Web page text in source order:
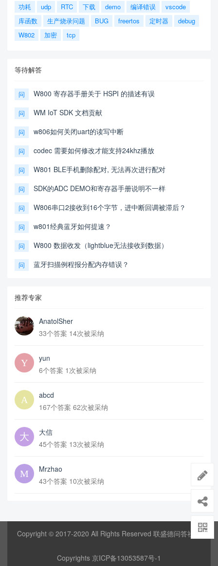
功耗
udp RTC 下载 demo 编译错误
vscode
库函数
生产烧录问题 BUG freertos 定时器
debug
W802
加密 tcp
等待解答
问 W800 寄存器手册关于 HSPI 的描述有误
问 WM IoT SDK 文档贡献
问 w806如何关闭uart的读写中断
问 codec 需要如何修改才能支持24khz播放
问 W801 BLE手机删除配对, 无法再次进行配对
问 SDK的ADC DEMO和寄存器手册说明不一样
问 W806串口2接收到16个字节，进中断回调被滞后？
问 w801经典蓝牙如何提速？
问 W800 数据收发（lightblue无法接收到数据）
问 蓝牙扫描例程报分配内存错误？
推荐专家
AnatolSher
33个答案 14次被采纳
yun
6个答案 1次被采纳
abcd
167个答案 62次被采纳
大信
45个答案 13次被采纳
Mrzhao
43个答案 10次被采纳
Copyright © 2017-2020 All Rights Reserved 联盛德问答社区
Copyrights 京ICP备13053587号-1